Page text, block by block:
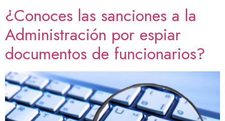
¿Conoces las sanciones a la
Administración por espiar
documentos de funcionarios?